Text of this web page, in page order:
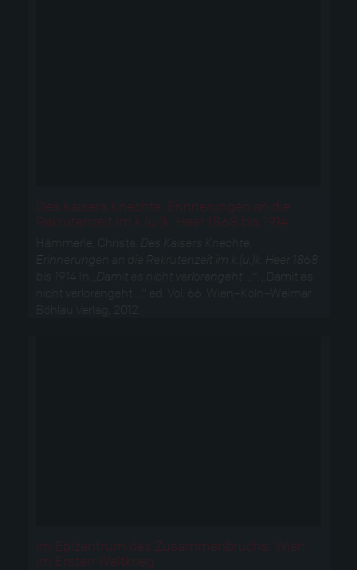
Des Kaisers Knechte. Erinnerungen an die
Rekrutenzeit im k.(u.)k. Heer 1868 bis 1914
Hämmerle, Christa. Des Kaisers Knechte.
Erinnerungen an die Rekrutenzeit im k.(u.)k. Heer 1868
bis 1914 In „Damit es nicht verlorengeht …“
. „Damit es
nicht verlorengeht …“ ed. Vol. 66. Wien–Köln–Weimar :
Böhlau Verlag, 2012.
Im Epizentrum des Zusammenbruchs. Wien
im Ersten Weltkrieg